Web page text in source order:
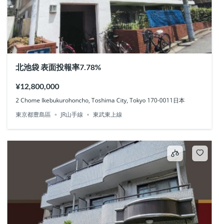
北池袋 表面投報率7.78%
¥12,800,000
2 Chome Ikebukurohoncho, Toshima City, Tokyo 170-0011日本
東京都豊島區
JR山手線 東武東上線